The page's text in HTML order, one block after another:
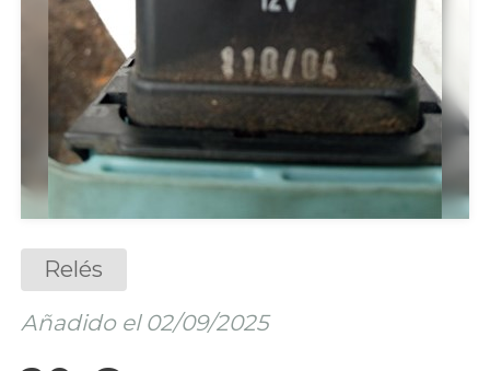
Relés
Añadido el 02/09/2025